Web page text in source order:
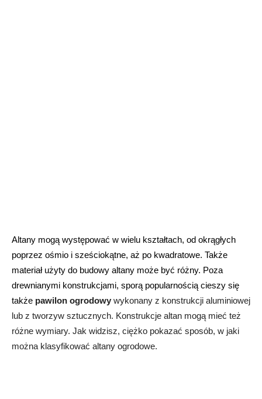
Altany mogą występować w wielu kształtach, od okrągłych
poprzez ośmio i sześciokątne, aż po kwadratowe. Także
materiał użyty do budowy altany może być różny. Poza
drewnianymi konstrukcjami, sporą popularnością cieszy się
także pawilon ogrodowy wykonany z konstrukcji aluminiowej
lub z tworzyw sztucznych. Konstrukcje altan mogą mieć też
różne wymiary. Jak widzisz, ciężko pokazać sposób, w jaki
można klasyfikować altany ogrodowe.